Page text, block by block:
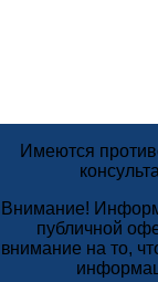
Имеются
Внимание!
публичной
внимание на то,